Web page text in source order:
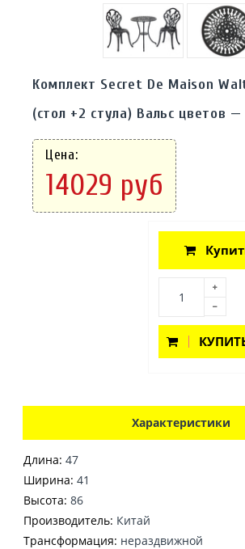
Комплект Secret De Maison
(стол +2 стула) Вальс цветов
Цена:
14029 руб
Характеристики
Длина: 47
Ширина: 41
Высота: 86
Производитель: Китай
Трансформация: нераздвижной